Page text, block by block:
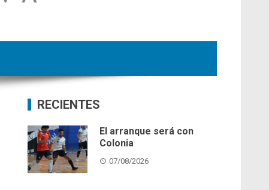
RECIENTES
El arranque será con
Colonia
07/08/2026